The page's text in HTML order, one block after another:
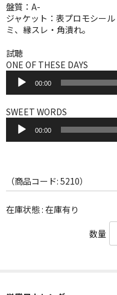
その他
レア盤（1万円以上）
Webのみ no.2
Webのみ no.4
盤質：A-
ジャケット：表プロモシー
ミ、縁スレ・角潰れ。
試聴
ONE OF THESE DAYS
プ
レ
ー
ー
00:00
SWEET WORDS
プ
ヤ
ー
00:00
（商品コード: 5210）
在庫状態 : 在庫有り
数量